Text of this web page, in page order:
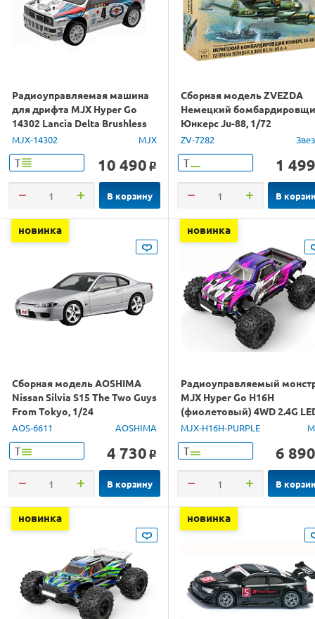
Радиоуправляемая машина
для дрифта MJX Hyper Go
14302 Lancia Delta Brushless
4WD 2.4G LED 1/14 RTR
MJX-14302 MJX
Т 10 490 o
В корзину
Сборная модель ZVEZDA
Немецкий
Юнкерс Ju-88, 1/72
ZV-7282
Т 1 499
В
новинка
Сборная модель AOSHIMA
Nissan Silvia S15 The Two Guys
From Tokyo, 1/24
AOS-6611 AOSHIMA
Т 4 730 o
В корзину
новинка
Радиоуправляемый
MJX Hyper Go H16H
(фиолетовый) 4WD 2.4G
GPS 1/16 RTR
MJX-H16H-PURPLE
Т 6 890
В
новинка новинка